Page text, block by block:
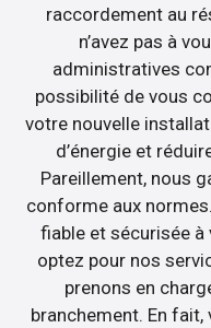
raccordement au
n’avez pas à
administratives
possibilité de vous
votre nouvelle
d’énergie et
Pareillement, nous
conforme aux
fiable et sécurisée à
optez pour nos
prenons en
branchement. En